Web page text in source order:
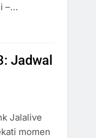
–…
Jadwal
Jalalive
momen